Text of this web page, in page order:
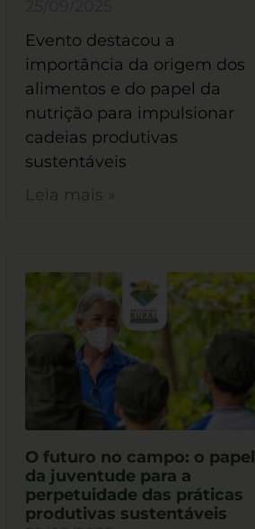
Evento destacou a
importância da origem dos
alimentos e do papel da
nutrição para impulsionar
cadeias produtivas
sustentáveis
Leia mais »
O futuro no campo: o papel
da juventude para a
perpetuidade das práticas
produtivas sustentáveis